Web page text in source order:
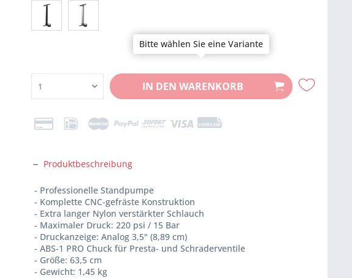
IN DEN WARENKORB
Produktbeschreibung
- Professionelle Standpumpe
- Komplette CNC-gefräste Konstruktion
- Extra langer Nylon verstärkter Schlauch
- Maximaler Druck: 220 psi / 15 Bar
- Druckanzeige: Analog 3,5" (8,89 cm)
- ABS-1 PRO Chuck für Presta- und Schraderventile
- Größe: 63,5 cm
- Gewicht: 1,45 kg
Bitte wählen Sie eine Variante